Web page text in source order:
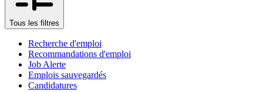
Tous les filtres
Recherche d'emploi
Recommandations d'emploi
Job Alerte
Emplois sauvegardés
Candidatures